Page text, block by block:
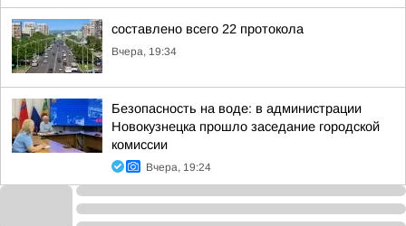
составлено всего 22 протокола
Вчера, 19:34
Безопасность на воде: в администрации
Новокузнецка прошло заседание городской
комиссии
Вчера, 19:24